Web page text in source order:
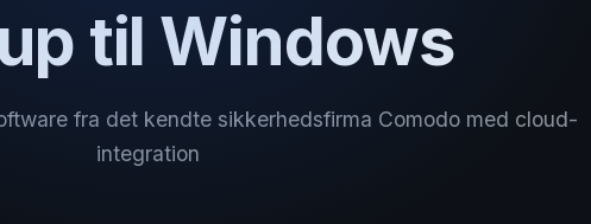
til Windows
fra det kendte sikkerhedsfirma Comodo med cloud-
integration